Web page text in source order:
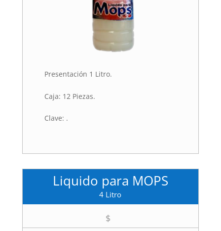
Presentación 1 Litro.
Caja: 12 Piezas.
Clave: .
Liquido para MOPS
4 Litro
$